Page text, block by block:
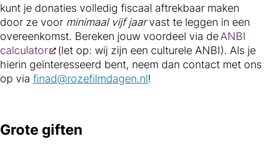
kunt je donaties volledig fiscaal aftrekbaar maken
door ze voor minimaal vijf jaarvast te leggen in een
overeenkomst. Bereken jouw voordeel via deANBI
calculator
(let op: wij zijn een culturele ANBI). Als je
hierin geïnteresseerd bent, neem dan contact met ons
op via finad@rozefilmdagen.nl!
Grote giften